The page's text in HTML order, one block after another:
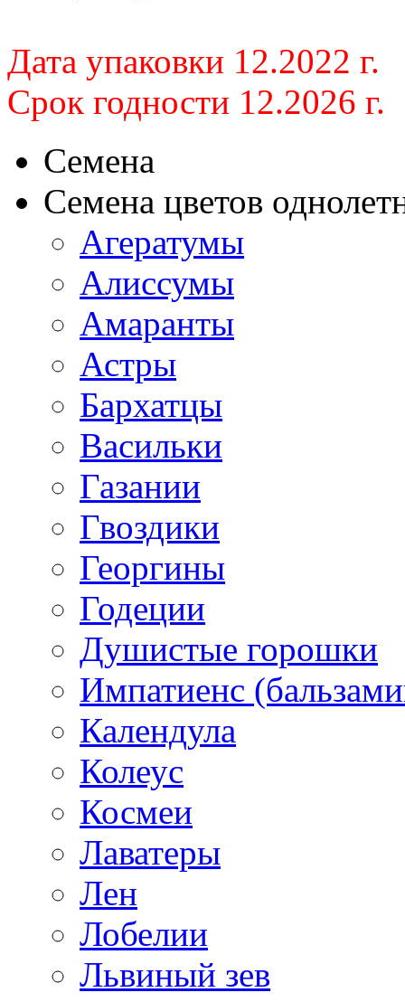
Дата упаковки 12.2022 г.
Срок годности 12.2026 г.
Семена
Семена цветов
Агератумы
Алиссумы
Амаранты
Астры
Бархатцы
Васильки
Газании
Гвоздики
Георгины
Годеции
Душистые горошки
Импатиенс
Календула
Колеус
Космеи
Лаватеры
Лен
Лобелии
Львиный зев